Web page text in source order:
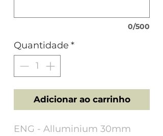
0/500
Quantidade *
Adicionar ao carrinho
ENG - Alluminium 30mm